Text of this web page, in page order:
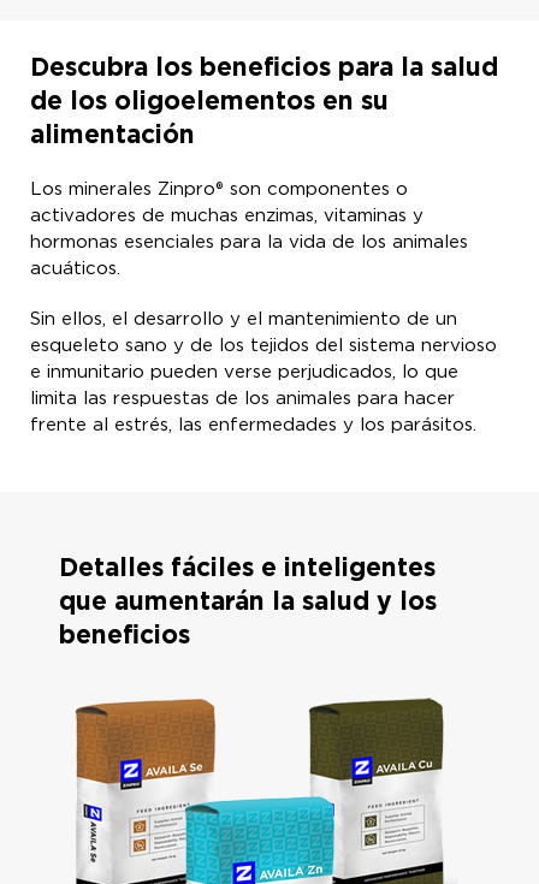
Descubra los beneficios para la salud
de los oligoelementos en su
alimentación
Los minerales Zinpro® son componentes o
activadores de muchas enzimas, vitaminas y
hormonas esenciales para la vida de los animales
acuáticos.
Sin ellos, el desarrollo y el mantenimiento de un
esqueleto sano y de los tejidos del sistema nervioso
e inmunitario pueden verse perjudicados, lo que
limita las respuestas de los animales para hacer
frente al estrés, las enfermedades y los parásitos.
Detalles fáciles e inteligentes
que aumentarán la salud y los
beneficios